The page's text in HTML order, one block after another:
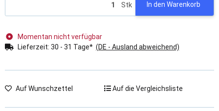
Stk In den Warenkorb
Momentan nicht verfügbar
Lieferzeit: 30 - 31 Tage* (DE - Ausland abweichend)
Auf Wunschzettel Auf die Vergleichsliste